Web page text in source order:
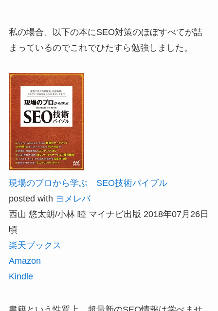
私の場合、以下の本にSEO対策のほぼすべてが詰
まっているのでこれでひたすら勉強しました。
現場のプロから学ぶ SEO技術バイブル
posted with ヨメレバ
西山 悠太朗/小林 睦 マイナビ出版 2018年07月26日
頃
楽天ブックス
Amazon
Kindle